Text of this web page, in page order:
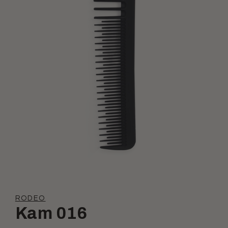
i
modal
RODEO
Kam 016